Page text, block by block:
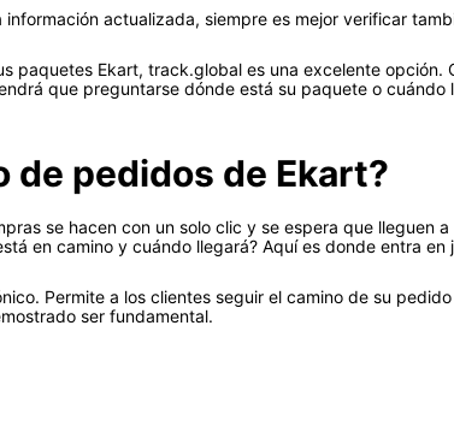
actualizada, siempre es mejor verificar
paquetes Ekart, track.global es una excelente opción.
que preguntarse dónde está su paquete o cuándo
de pedidos de Ekart?
se hacen con un solo clic y se espera que lleguen
en camino y cuándo llegará? Aquí es donde entra en
Permite a los clientes seguir el camino de su
ser fundamental.